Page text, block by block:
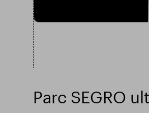
Parc SEGRO